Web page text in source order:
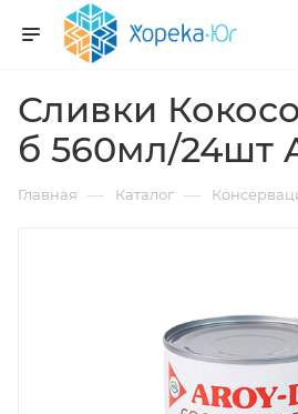
Сливки
б 560мл/24шт
Главная — Каталог —